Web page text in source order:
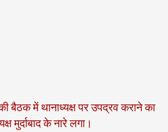
बैठक में थानाध्यक्ष पर उपद्रव कराने का
मुर्दाबाद के नारे लगा।